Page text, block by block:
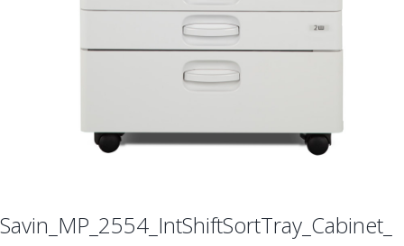
Savin_MP_2554_IntShiftSortTray_Cabinet_